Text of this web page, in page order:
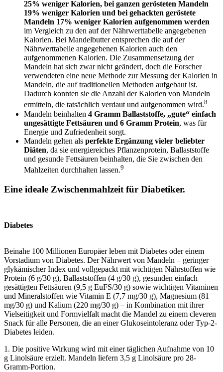
25% weniger Kalorien, bei ganzen gerösteten Mandeln
19% weniger Kalorien und bei gehackten geröstete
Mandeln 17% weniger Kalorien aufgenommen werden
im Vergleich zu den auf der Nährwerttabelle angegebenen
Kalorien. Bei Mandelbutter entsprechen die auf der
Nährwerttabelle angegebenen Kalorien auch den
aufgenommenen Kalorien. Die Zusammensetzung der
Mandeln hat sich zwar nicht geändert, doch die Forscher
verwendeten eine neue Methode zur Messung der Kalorien in
Mandeln, die auf traditionellen Methoden aufgebaut ist.
Dadurch konnten sie die Anzahl der Kalorien von Mandeln
ermitteln, die tatsächlich verdaut und aufgenommen wird.8
Mandeln beinhalten 4 Gramm Ballaststoffe, „gute“ einfach
ungesättigte Fettsäuren und 6 Gramm Protein, was für
Energie und Zufriedenheit sorgt.
Mandeln gelten als perfekte Ergänzung vieler beliebter
Diäten, da sie energiereiches Pflanzenprotein, Ballaststoffe
und gesunde Fettsäuren beinhalten, die Sie zwischen den
Mahlzeiten durchhalten lassen.9
Eine ideale Zwischenmahlzeit für Diabetiker.
Diabetes
Beinahe 100 Millionen Europäer leben mit Diabetes oder einem
Vorstadium von Diabetes. Der Nährwert von Mandeln – geringer
glykämischer Index und vollgepackt mit wichtigen Nährstoffen wie
Protein (6 g/30 g), Ballaststoffen (4 g/30 g), gesunden einfach
gesättigten Fettsäuren (9,5 g EuFS/30 g) sowie wichtigen Vitaminen
und Mineralstoffen wie Vitamin E (7,7 mg/30 g), Magnesium (81
mg/30 g) und Kalium (220 mg/30 g) – in Kombination mit ihrer
Vielseitigkeit und Formvielfalt macht die Mandel zu einem cleveren
Snack für alle Personen, die an einer Glukoseintoleranz oder Typ-2-
Diabetes leiden.
1. Die positive Wirkung wird mit einer täglichen Aufnahme von 10
g Linolsäure erzielt. Mandeln liefern 3,5 g Linolsäure pro 28-
Gramm-Portion.